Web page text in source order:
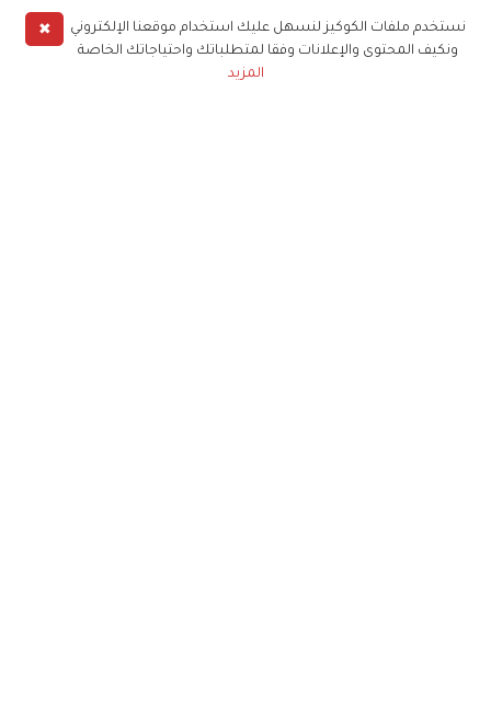
✖
نستخدم ملفات الكوكيز لنسهل عليك استخدام موقعنا الإلكتروني
ونكيف المحتوى والإعلانات وفقا لمتطلباتك واحتياجاتك الخاصة
المزيد